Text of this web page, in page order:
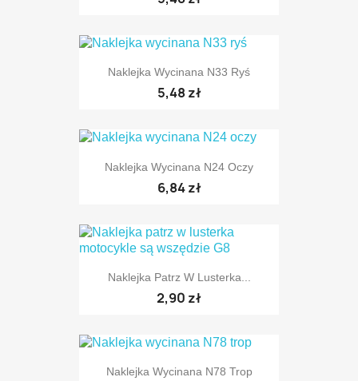
Naklejka Wycinana N33 Ryś
5,48 zł
Naklejka Wycinana N24 Oczy
6,84 zł
Naklejka Patrz W Lusterka...
2,90 zł
Naklejka Wycinana N78 Trop